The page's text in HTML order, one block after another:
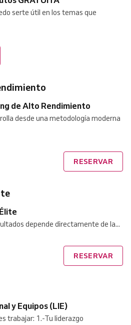
serte útil en los temas que
de Alto Rendimiento
desde una metodología moderna
RESERVAR
depende directamente de la...
RESERVAR
y Equipos (LIE)
trabajar: 1.-Tu liderazgo